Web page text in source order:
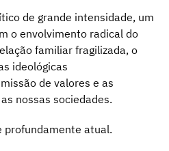
de grande intensidade, um
o envolvimento radical do
familiar fragilizada, o
ideológicas
de valores e as
nossas sociedades.
profundamente atual.